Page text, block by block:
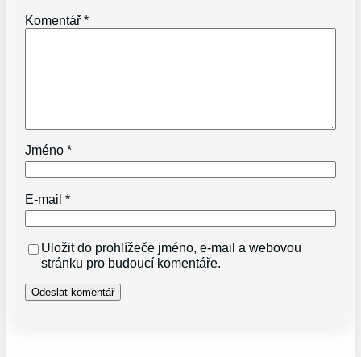
Komentář*
Jméno*
E-mail*
Uložit do prohlížeče jméno, e-mail a webovou
stránku pro budoucí komentáře.